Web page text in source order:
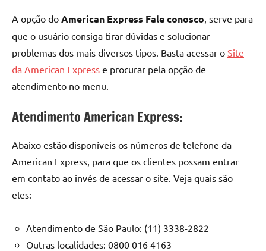
A opção do American Express Fale conosco, serve para
que o usuário consiga tirar dúvidas e solucionar
problemas dos mais diversos tipos. Basta acessar o Site
da American Express e procurar pela opção de
atendimento no menu.
Atendimento American Express:
Abaixo estão disponíveis os números de telefone da
American Express, para que os clientes possam entrar
em contato ao invés de acessar o site. Veja quais são
eles:
Atendimento de São Paulo: (11) 3338-2822
Outras localidades: 0800 016 4163